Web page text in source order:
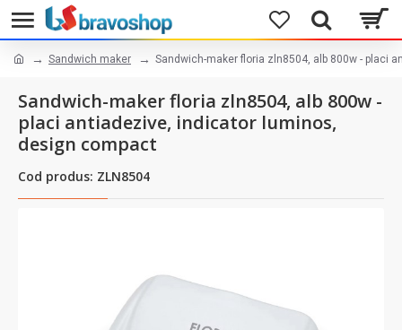
Sandwich maker Sandwich-maker floria zln8504, alb 800w - placi
Sandwich-maker floria zln8504, alb 800w -
placi antiadezive, indicator luminos,
design compact
Cod produs: ZLN8504